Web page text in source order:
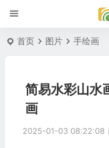
首页 图片 手绘画
简易水彩山水
画
2025-01-03 08:22:08